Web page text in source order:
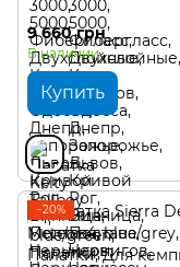
9 660 грн
В наличии
Купить
−20%